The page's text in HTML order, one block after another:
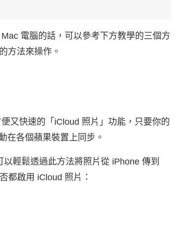
電腦的話，可以參考下方教學的三個方
方法來操作。
又快速的「iCloud 照片」功能，只要你的
在各個蘋果裝置上同步。
輕鬆透過此方法將照片從 iPhone 傳到
都啟用 iCloud 照片：